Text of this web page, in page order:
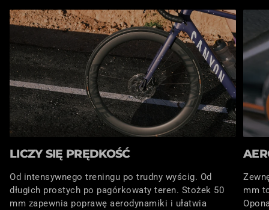
LICZY SIĘ PRĘDKOŚĆ
Od intensywnego treningu po trudny wyścig. Od
długich prostych po pagórkowaty teren. Stożek 50
mm zapewnia poprawę aerodynamiki i ułatwia
mm